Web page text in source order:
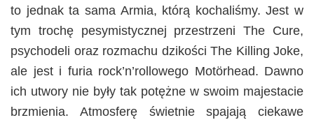
to jednak ta sama Armia, którą kochaliśmy. Jest w
tym trochę pesymistycznej przestrzeni The Cure,
psychodeli oraz rozmachu dzikości The Killing Joke,
ale jest i furia rock’n’rollowego Motörhead. Dawno
ich utwory nie były tak potężne w swoim majestacie
brzmienia. Atmosferę świetnie spajają ciekawe